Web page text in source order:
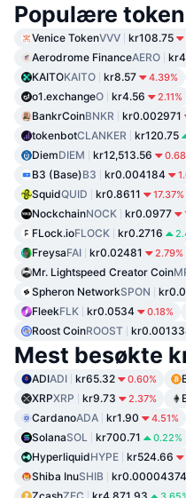
Populære
Venice TokenVVV kr108.75
Aerodrome FinanceAERO
KAITOKAITO kr8.57 4.39%
o1.exchangeO kr4.56 2.11%
BankrCoinBNKR kr0.002971
tokenbotCLANKER kr120.75
DiemDIEM kr12,513.56
B3 (Base)B3 kr0.004184
SquidQUID kr0.8611 17.37%
NockchainNOCK kr0.0977
FLock.ioFLOCK kr0.2716
FreysaFAI kr0.02481 2.79%
Mr. Lightspeed Creator Coin
Spheron NetworkSPON
FleekFLK kr0.0534 0.18%
Roost CoinROOST
Mest besøkte
ADIADI kr65.32 0.60%
XRPXRP kr9.73 2.37%
CardanoADA kr1.90 4.51%
SolanaSOL kr700.71 0.22%
HyperliquidHYPE kr524.66
Shiba InuSHIB kr0.00004374